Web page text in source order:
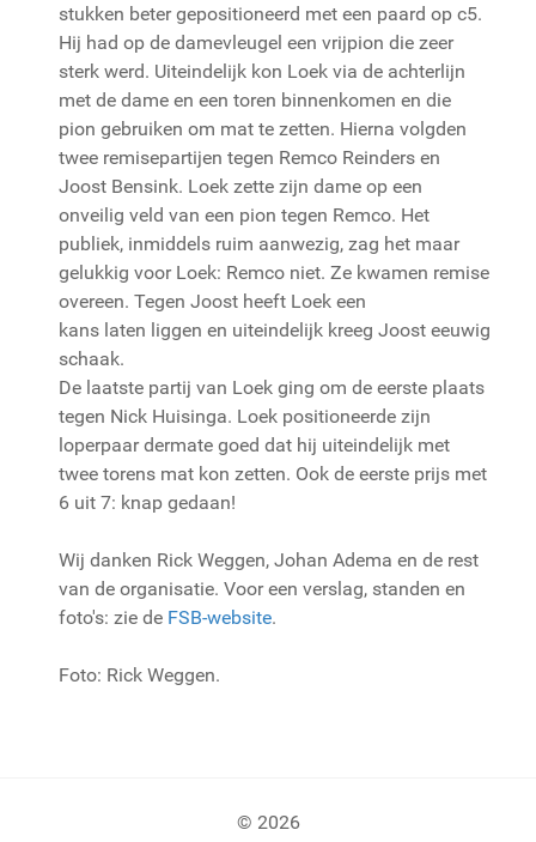
stukken beter gepositioneerd met een paard op c5.
Hij had op de damevleugel een vrijpion die zeer
sterk werd. Uiteindelijk kon Loek via de achterlijn
met de dame en een toren binnenkomen en die
pion gebruiken om mat te zetten. Hierna volgden
twee remisepartijen tegen Remco Reinders en
Joost Bensink. Loek zette zijn dame op een
onveilig veld van een pion tegen Remco. Het
publiek, inmiddels ruim aanwezig, zag het maar
gelukkig voor Loek: Remco niet. Ze kwamen remise
overeen. Tegen Joost heeft Loek een
kans laten liggen en uiteindelijk kreeg Joost eeuwig
schaak.
De laatste partij van Loek ging om de eerste plaats
tegen Nick Huisinga. Loek positioneerde zijn
loperpaar dermate goed dat hij uiteindelijk met
twee torens mat kon zetten. Ook de eerste prijs met
6 uit 7: knap gedaan!
Wij danken Rick Weggen, Johan Adema en de rest
van de organisatie. Voor een verslag, standen en
foto's: zie de FSB-website.
Foto: Rick Weggen.
© 2026